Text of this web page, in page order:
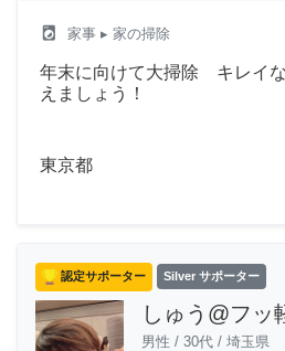
local_laundry_service 家事 ▸ 家の掃除
年末に向けて大掃除 キレイ
えましょう！
東京都
認定サポーター Silver サポーター
しゅう@フッ
男性 / 30代 / 埼玉県